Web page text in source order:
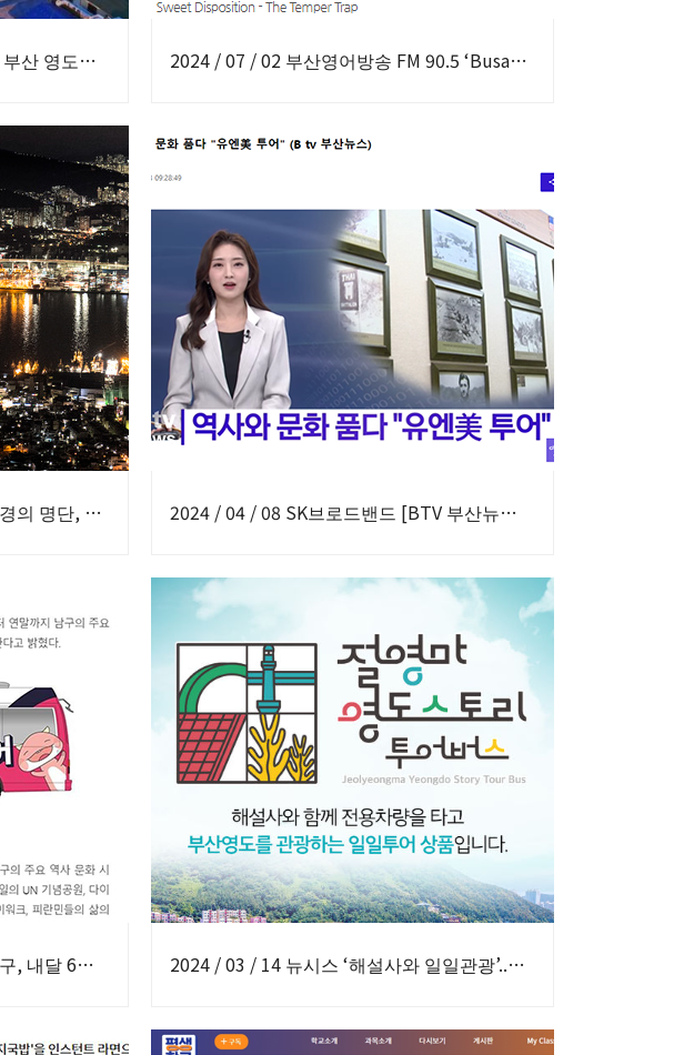
2024 / 07 / 05 뉴시스 ‘한여름 밤 부산 영도서 야경투어하세요’ 보도 2024 / 07 / 02 부산영어방송 FM 90.5 ‘Busan Worldwide [worldwide]’ 출연
2024 / 05 / 01 대한경제 ‘부산 야경의 명단, 영도 봉래산을 오르다’ 보도 2024 / 04 / 08 SK브로드밴드 [BTV 부산뉴스] 역사와문화를 품다 ‘유엔美 투어’ 보도
2024 / 03 / 31 국제뉴스 ‘부산 남구, 내달 6일부터 유엔美오륙도 투어버스 운영’ 보도 2024 / 03 / 14 뉴시스 ‘해설사와 일일관광’..절영마영도스토리투어버스 운영 보도